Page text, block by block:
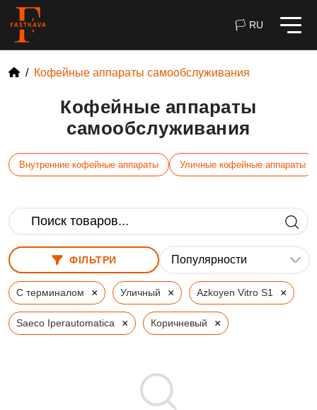
🏳 RU
Кофейные аппараты самообслуживания
Кофейные аппараты
самообслуживания
Внутренние кофейные аппараты Уличные кофейные аппараты
ФІЛЬТРИ
С терминалом × Уличный × Azkoyen Vitro S1 ×
Saeco Iperautomatica × Коричневый ×